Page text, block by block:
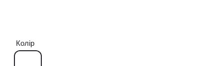
Колір